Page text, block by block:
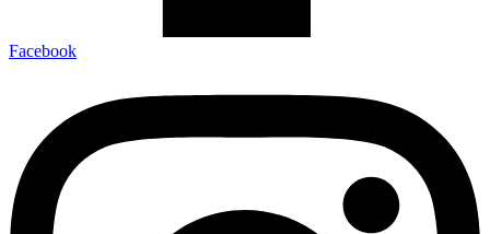
Facebook